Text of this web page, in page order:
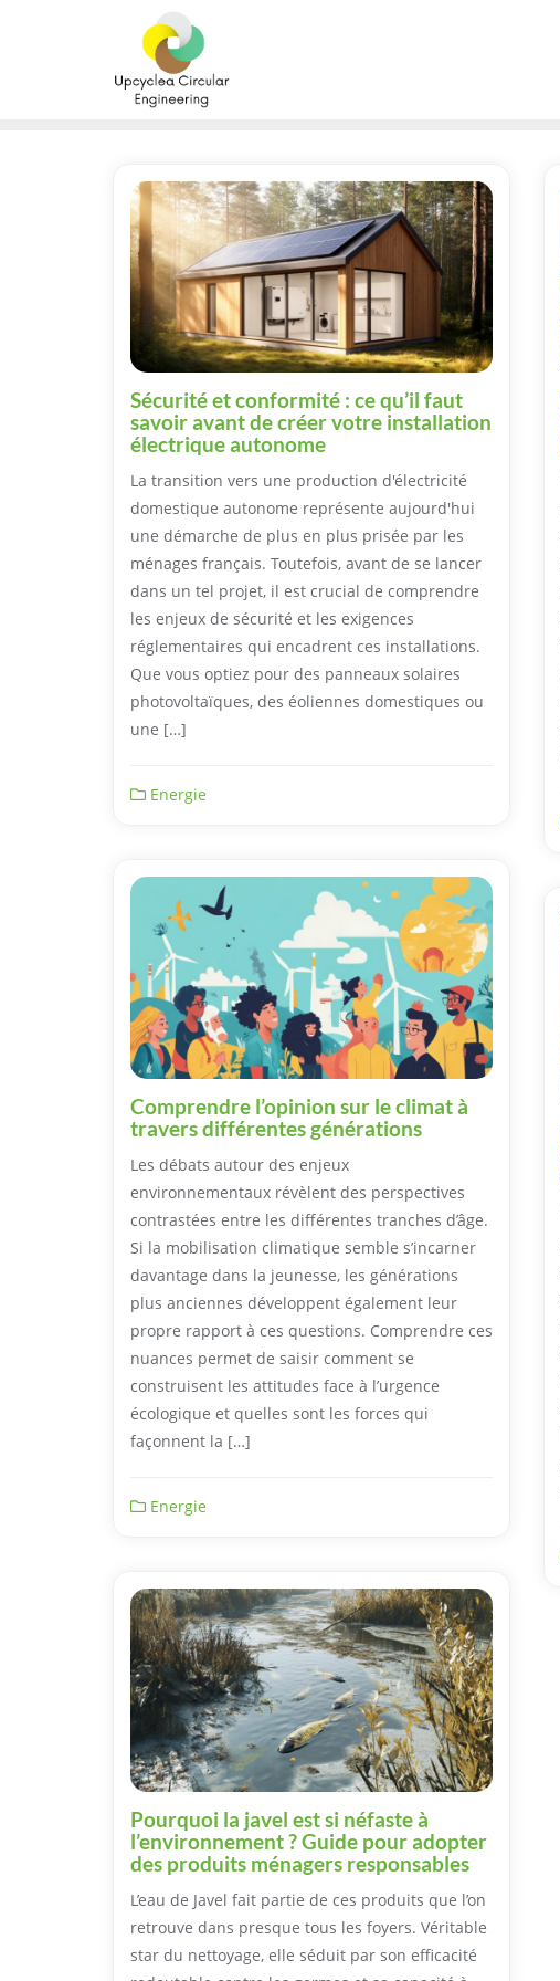
Sécurité et conformité : ce qu’il faut
savoir avant de créer votre installation
électrique autonome
La transition vers une production d'électricité
domestique autonome représente aujourd'hui
une démarche de plus en plus prisée par les
ménages français. Toutefois, avant de se lancer
dans un tel projet, il est crucial de comprendre
les enjeux de sécurité et les exigences
réglementaires qui encadrent ces installations.
Que vous optiez pour des panneaux solaires
photovoltaïques, des éoliennes domestiques ou
une […]
Energie
Comprendre l’opinion sur le climat à
travers différentes générations
Les débats autour des enjeux
environnementaux révèlent des perspectives
contrastées entre les différentes tranches d’âge.
Si la mobilisation climatique semble s’incarner
davantage dans la jeunesse, les générations
plus anciennes développent également leur
propre rapport à ces questions. Comprendre ces
nuances permet de saisir comment se
construisent les attitudes face à l’urgence
écologique et quelles sont les forces qui
façonnent la […]
Energie
Pourquoi la javel est si néfaste à
l’environnement ? Guide pour adopter
des produits ménagers responsables
L’eau de Javel fait partie de ces produits que l’on
retrouve dans presque tous les foyers. Véritable
star du nettoyage, elle séduit par son efficacité